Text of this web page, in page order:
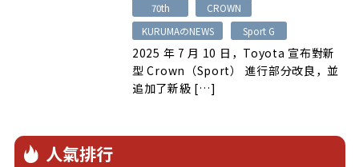
70th
CROWN
KURUMAのNEWS
Sport G
2025 年 7 月 10 日，Toyota 宣布對新
型 Crown（Sport） 進行部分改良，並
追加了新級 […]
人氣排行